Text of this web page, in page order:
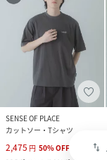
swap_vert
SENSE OF PLACE
カットソー・Tシャツ
2,475 円 50%OFF